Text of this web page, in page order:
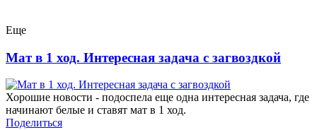
Еще
Мат в 1 ход. Интересная задача с загвоздкой
Хорошие новости - подоспела еще одна интересная задача, где
начинают белые и ставят мат в 1 ход.
Поделиться